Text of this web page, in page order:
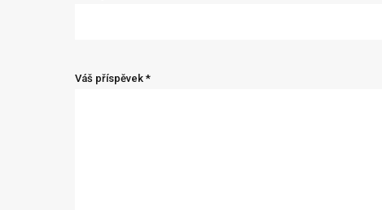
Váš příspěvek *